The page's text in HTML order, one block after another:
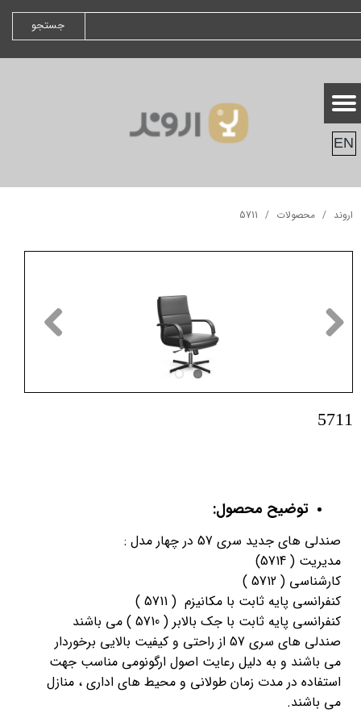
جستجو
EN
اروند محصولات 5711
5711
توضیح محصول:
صندلی های جدید سری 57 در چهار مدل :
مدیریت ( 5714)
کارشناسی ( 5712 )
کنفرانسی پایه ثابت با مکانیزم ( 5711 )
کنفرانسی پایه ثابت با جک بالابر ( 5710 ) می باشند
صندلی های سری 57 از راحتی و کیفیت بالایی برخوردار
می باشند و به دلیل رعایت اصول ارگونومی مناسب جهت
استفاده در مدت زمان طولانی و محیط های اداری ، منازل
می باشند.